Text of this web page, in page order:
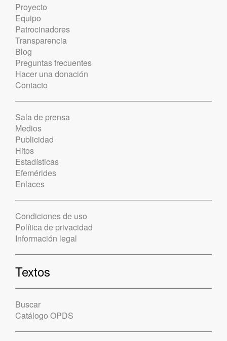
Proyecto
Equipo
Patrocinadores
Transparencia
Blog
Preguntas frecuentes
Hacer una donación
Contacto
Sala de prensa
Medios
Publicidad
Hitos
Estadísticas
Efemérides
Enlaces
Condiciones de uso
Política de privacidad
Información legal
Textos
Buscar
Catálogo OPDS